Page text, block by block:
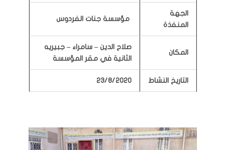
الجهة
المنفذة
مؤسسة جنات الفردوس
المكان
صلاح الدين – سامراء – جبيريه
الثانية في مقر المؤسسة
التاريخ النشاط 23/8/2020